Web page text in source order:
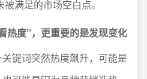
满足的市场空白点。
热度”，更重要的是发现变化
关键词突然热度飙升，可能是